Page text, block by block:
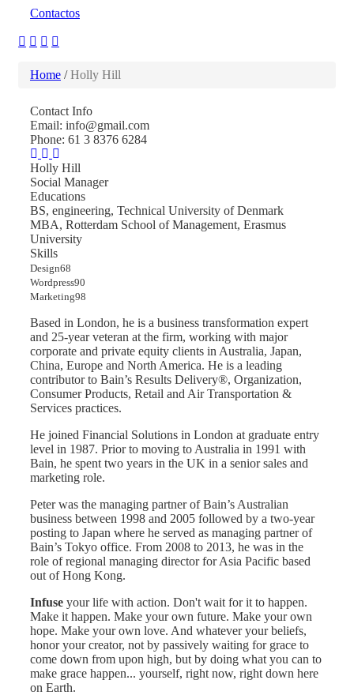
Contactos
Home / Holly Hill
Contact Info
Email: info@gmail.com
Phone: 61 3 8376 6284
Holly Hill
Social Manager
Educations
BS, engineering, Technical University of Denmark
MBA, Rotterdam School of Management, Erasmus
University
Skills
Design68
Wordpress90
Marketing98
Based in London, he is a business transformation expert
and 25-year veteran at the firm, working with major
corporate and private equity clients in Australia, Japan,
China, Europe and North America. He is a leading
contributor to Bain’s Results Delivery®, Organization,
Consumer Products, Retail and Air Transportation &
Services practices.
He joined Financial Solutions in London at graduate entry
level in 1987. Prior to moving to Australia in 1991 with
Bain, he spent two years in the UK in a senior sales and
marketing role.
Peter was the managing partner of Bain’s Australian
business between 1998 and 2005 followed by a two-year
posting to Japan where he served as managing partner of
Bain’s Tokyo office. From 2008 to 2013, he was in the
role of regional managing director for Asia Pacific based
out of Hong Kong.
Infuse your life with action. Don't wait for it to happen.
Make it happen. Make your own future. Make your own
hope. Make your own love. And whatever your beliefs,
honor your creator, not by passively waiting for grace to
come down from upon high, but by doing what you can to
make grace happen... yourself, right now, right down here
on Earth.